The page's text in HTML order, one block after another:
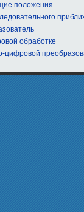
положения
обработке